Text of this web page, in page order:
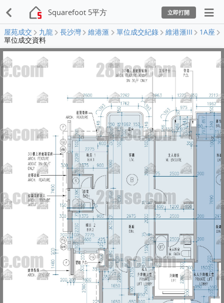
Squarefoot 5平方 立即打開
屋苑成交 九龍 長沙灣 維港滙 單位成交紀錄 維港滙III
1A座
單位成交資料